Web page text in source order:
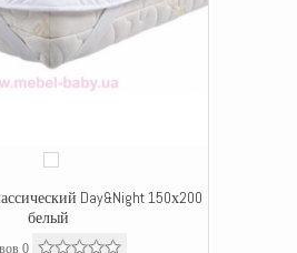
Day&Night 150х200
белый
0